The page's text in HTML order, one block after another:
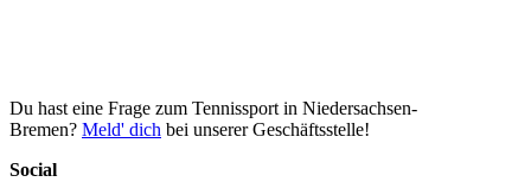
Du hast eine Frage zum Tennissport in Niedersachsen-
Bremen? Meld' dich bei unserer Geschäftsstelle!
Social